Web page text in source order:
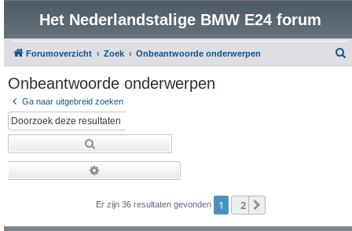
Het Nederlandstalige BMW E24 forum
Forumoverzicht Zoek Onbeantwoorde onderwerpen
Onbeantwoorde onderwerpen
Ga naar uitgebreid zoeken
Er zijn 36 resultaten gevonden 1 2